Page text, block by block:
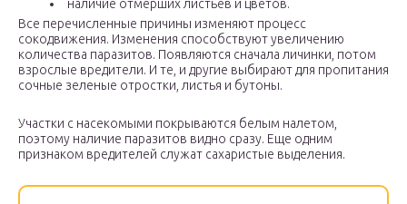
наличие отмерших листьев и цветов.
Все перечисленные причины изменяют процесс
сокодвижения. Изменения способствуют увеличению
количества паразитов. Появляются сначала личинки, потом
взрослые вредители. И те, и другие выбирают для пропитания
сочные зеленые отростки, листья и бутоны.
Участки с насекомыми покрываются белым налетом,
поэтому наличие паразитов видно сразу. Еще одним
признаком вредителей служат сахаристые выделения.